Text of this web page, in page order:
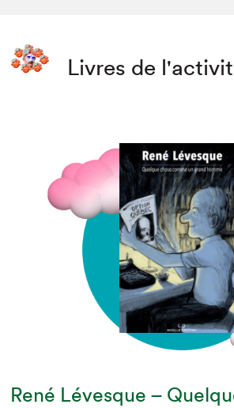
Livres de
René Lévesque –